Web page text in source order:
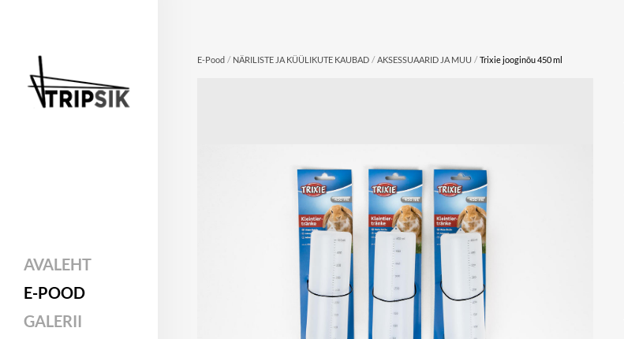
AVALEHT
E-POOD
GALERII
E-Pood / NÄRILISTE JA KÜÜLIKUTE KAUBAD / AKSESSUAARID JA MUU / Trixie jooginõu 450 ml